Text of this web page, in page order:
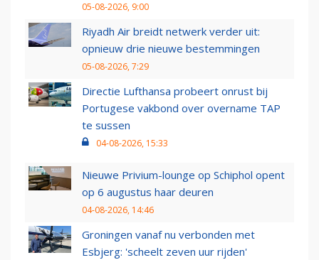
05-08-2026, 9:00
Riyadh Air breidt netwerk verder uit:
opnieuw drie nieuwe bestemmingen
05-08-2026, 7:29
Directie Lufthansa probeert onrust bij
Portugese vakbond over overname TAP
te sussen
04-08-2026, 15:33
Nieuwe Privium-lounge op Schiphol opent
op 6 augustus haar deuren
04-08-2026, 14:46
Groningen vanaf nu verbonden met
Esbjerg: 'scheelt zeven uur rijden'